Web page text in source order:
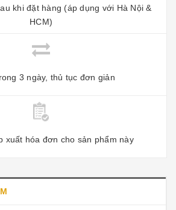
khi đặt hàng (áp dụng với Hà Nội &
HCM)
3 ngày, thủ tục đơn giản
xuất hóa đơn cho sản phẩm này